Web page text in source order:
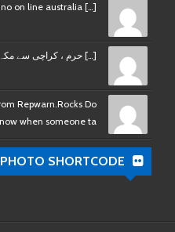
[…] casino on line australia […]
[…] حرم ، کراچی سے مکہ
Repwarn.Rocks Do
when someone ta
SHORTCODE